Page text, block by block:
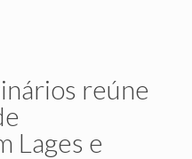
reúne
Lages e